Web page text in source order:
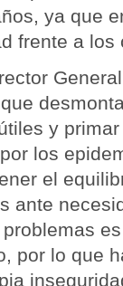
ya que
frente a los
y
los
el
ante
por lo que